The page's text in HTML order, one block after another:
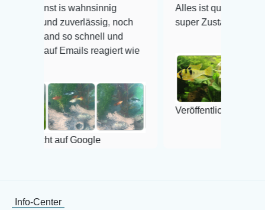
is wahnsinnig
zuverlässig, noch
so schnell und
Emails reagiert wie
Google
Alles ist quick lebendig und im
super Zustand. Gerne wieder 😃
Veröffentlicht auf Google
Info-Center